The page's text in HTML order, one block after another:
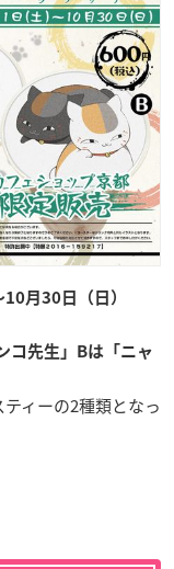
月30日（日）
コ先生」 Bは「ニャ
ィーの2種類となっ